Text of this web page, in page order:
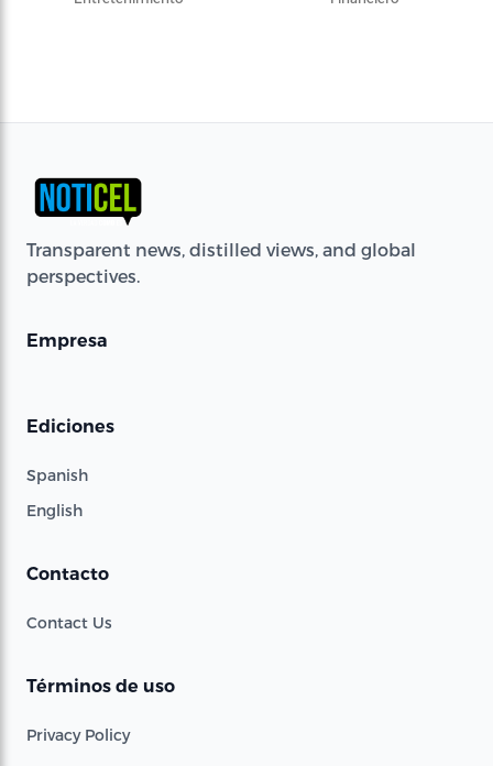
Transparent news, distilled views, and global
perspectives.
Empresa
Ediciones
Spanish
English
Contacto
Contact Us
Términos de uso
Privacy Policy